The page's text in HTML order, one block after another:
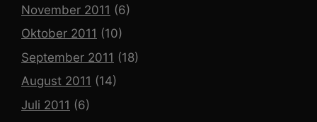
November 2011 (6)
Oktober 2011 (10)
September 2011 (18)
August 2011 (14)
Juli 2011 (6)